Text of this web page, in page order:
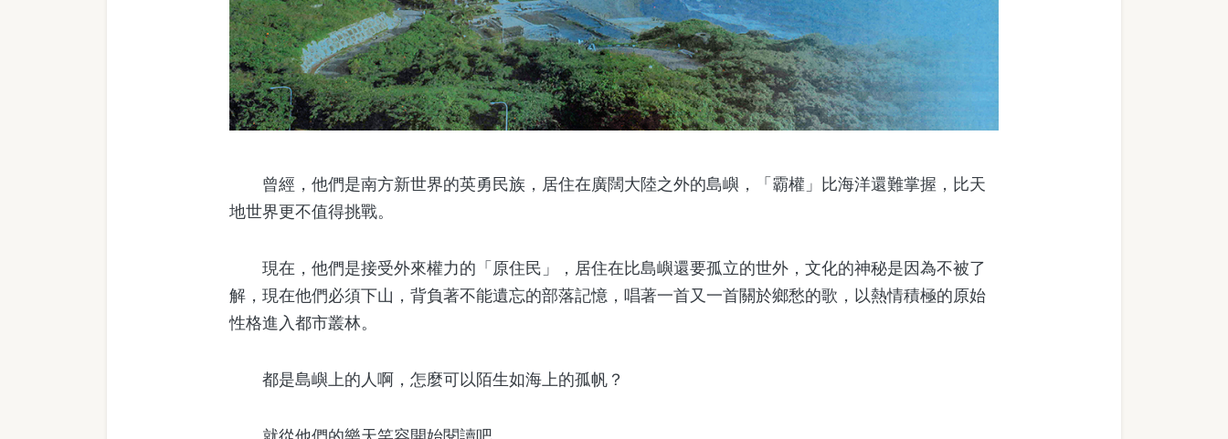
曾經，他們是南方新世界的英勇民族，居住在廣闊大陸之外的島嶼，「霸權」比海洋還難掌握，比天
地世界更不值得挑戰。
現在，他們是接受外來權力的「原住民」，居住在比島嶼還要孤立的世外，文化的神秘是因為不被了
解，現在他們必須下山，背負著不能遺忘的部落記憶，唱著一首又一首關於鄉愁的歌，以熱情積極的原始
性格進入都市叢林。
都是島嶼上的人啊，怎麼可以陌生如海上的孤帆？